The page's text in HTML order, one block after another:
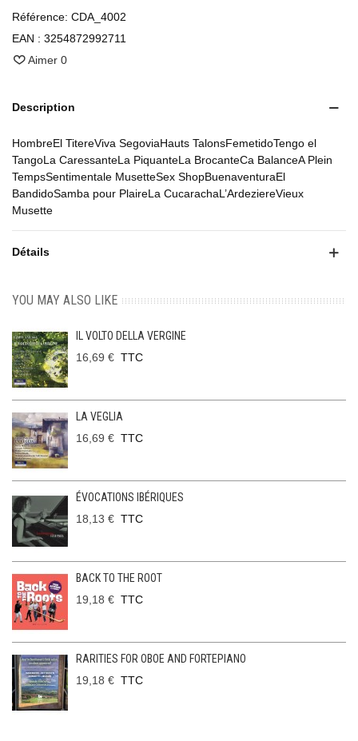
Référence: CDA_4002
EAN : 3254872992711
Aimer 0
Description
HombreEl TitereViva SegoviaHauts TalonsFemetidoTengo el
TangoLa CaressanteLa PiquanteLa BrocanteCa BalanceA Plein
TempsSentimentale MusetteSex ShopBuenaventuraEl
BandidoSamba pour PlaireLa CucarachaL’ArdeziereVieux
Musette
Détails
YOU MAY ALSO LIKE
IL VOLTO DELLA VERGINE
16,69 € TTC
LA VEGLIA
16,69 € TTC
ÉVOCATIONS IBÉRIQUES
18,13 € TTC
BACK TO THE ROOT
19,18 € TTC
RARITIES FOR OBOE AND FORTEPIANO
19,18 € TTC